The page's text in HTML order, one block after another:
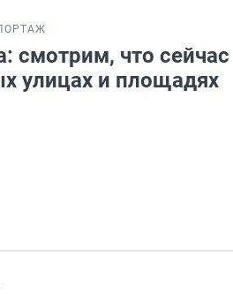
смотрим, что сейчас
улицах и площадях